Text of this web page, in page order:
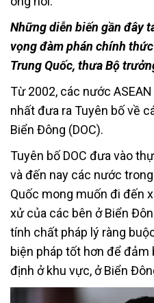
Những diễn biến gần đây
vọng đàm phán chính thức
Trung Quốc, thưa Bộ
Từ 2002, các nước
nhất đưa ra Tuyên bố về
Biển Đông (DOC).
Tuyên bố DOC đưa vào
và đến nay các nước
Quốc mong muốn đi đến
xử của các bên ở Biển
tính chất pháp lý ràng
biện pháp tốt hơn để đảm
định ở khu vực, ở Biển